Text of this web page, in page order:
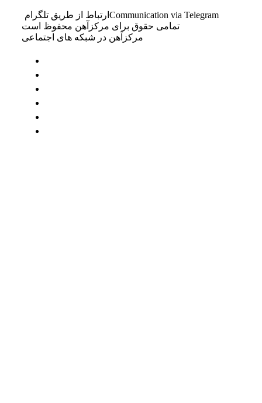
ارتباط از طریق تلگرام Communication via Telegram
تمامی حقوق برای مرکزآهن محفوظ است
مرکزآهن در شبکه های اجتماعی